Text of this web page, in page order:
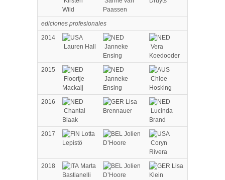
Wild
Paassen
ediciones profesionales
2014
Lauren Hall
Janneke
Ensing
Vera
Koedooder
2015
Floortje
Mackaij
Janneke
Ensing
Chloe
Hosking
2016
Chantal
Blaak
Lisa
Brennauer
Lucinda
Brand
2017
Lotta
Lepistö
Jolien
D’Hoore
Coryn
Rivera
2018
Marta
Bastianelli
Jolien
D’Hoore
Lisa
Klein